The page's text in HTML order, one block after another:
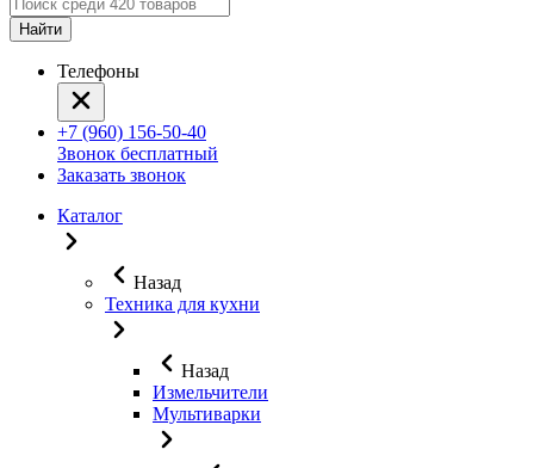
Найти
Телефоны
+7 (960) 156-50-40
Звонок бесплатный
Заказать звонок
Каталог
Назад
Техника для кухни
Назад
Измельчители
Мультиварки